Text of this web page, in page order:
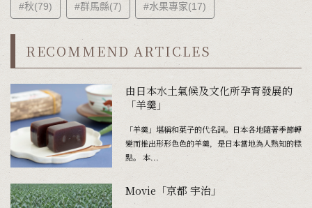
#秋(79) #群馬縣(7) #水果專家(17)
RECOMMEND ARTICLES
由日本水土氣候及文化所孕育發展的
「羊羹」
「羊羹」堪稱和菓子的代名詞。日本各地隨著季節轉
變而推出形形色色的羊羹，是日本當地為人熟知的糕
點。 本...
Movie「京都 宇治」